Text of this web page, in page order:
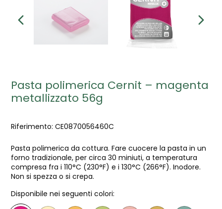
Pasta polimerica Cernit – magenta
metallizzato 56g
Riferimento: CE0870056460C
Pasta polimerica da cottura. Fare cuocere la pasta in un
forno tradizionale, per circa 30 miniuti, a temperatura
compresa fra i 110°C (230°F) e i 130°C (266°F). Inodore.
Non si spezza o si crepa.
Disponibile nei seguenti colori: